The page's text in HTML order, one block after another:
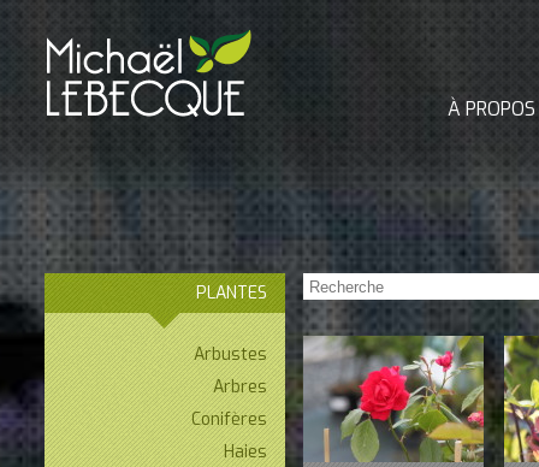
À PROPOS
PLANTES
Arbustes
Arbres
Conifères
Haies